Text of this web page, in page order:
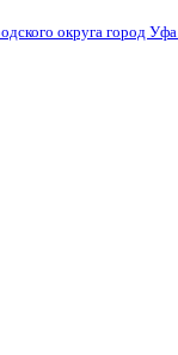
округа город